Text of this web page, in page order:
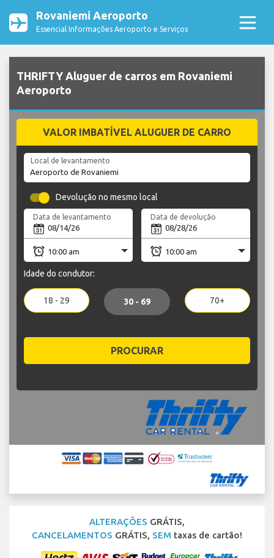
Rovaniemi Aeroporto
Essencial Informações Aeroporto e Serviços
THRIFTY Aluguer de carros em Rovaniemi
Aeroporto
VALOR IMBATÍVEL ALUGUER DE CARRO
Local de levantamento
Devolução no mesmo local
Data de levantamento Data de devolução
Idade do condutor:
18 - 29 30 - 69 70+
PROCURAR
ALTERAÇÕES GRÁTIS,
CANCELAMENTOS GRÁTIS, SEM taxas de cartão!